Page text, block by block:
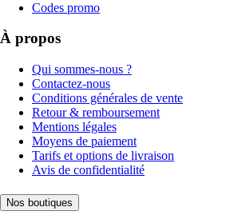
Codes promo
À propos
Qui sommes-nous ?
Contactez-nous
Conditions générales de vente
Retour & remboursement
Mentions légales
Moyens de paiement
Tarifs et options de livraison
Avis de confidentialité
Nos boutiques